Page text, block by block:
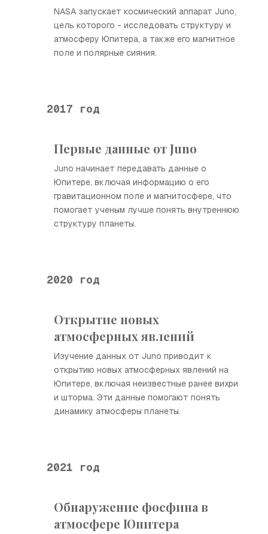
NASA запускает космический аппарат Juno,
цель которого - исследовать структуру и
атмосферу Юпитера, а также его магнитное
поле и полярные сияния.
2017 год
Первые данные от Juno
Juno начинает передавать данные о
Юпитере, включая информацию о его
гравитационном поле и магнитосфере, что
помогает ученым лучше понять внутреннюю
структуру планеты.
2020 год
Открытие новых
атмосферных явлений
Изучение данных от Juno приводит к
открытию новых атмосферных явлений на
Юпитере, включая неизвестные ранее вихри
и шторма. Эти данные помогают понять
динамику атмосферы планеты.
2021 год
Обнаружение фосфина в
атмосфере Юпитера